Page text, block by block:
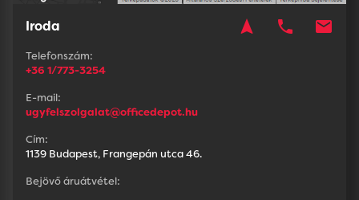
Iroda navigation phone mail
Telefonszám:
+36 1/773-3254
E-mail:
ugyfelszolgalat@officedepot.hu
Cím:
1139 Budapest, Frangepán utca 46.
Bejövő áruátvétel: